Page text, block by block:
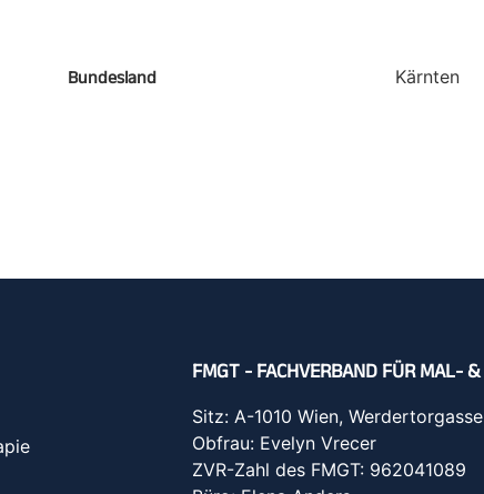
Bundesland Kärnten
FMGT - FACHVERBAND FÜR MAL-
Sitz: A-1010 Wien,
Obfrau: Evelyn Vrecer
ZVR-Zahl des FMGT: 962041089